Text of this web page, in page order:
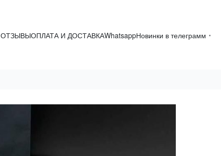
ОТЗЫВЫОПЛАТА И ДОСТАВКАWhatsappНовинки в телеграмм